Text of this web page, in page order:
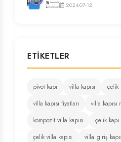
2024-07-12
ETIKETLER
pivot kapı villa kapısı
çelik
villa kapısı fiyatları
villa kapısı
kompozit villa kapısı
çelik kapı
çelik villa kapısı
villa giriş